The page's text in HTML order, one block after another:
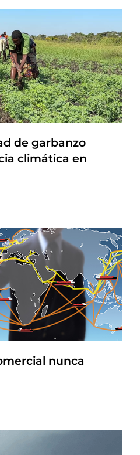
de garbanzo
climática en
nunca